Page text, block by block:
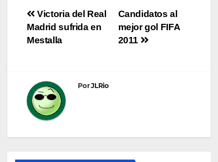
Navegación
de
Candidatos al
mejor gol FIFA
2011
Victoria del Real
Madrid sufrida en
Mestalla
PorJLRio